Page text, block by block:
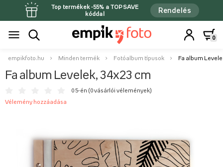
Top termékek -55% a TOPSAVE
kóddal
Rendelés
0
empikfoto.hu Minden termék Fotóalbum típusok Fa album
Fa album Levelek, 34x23 cm
0 5-én (0 vásárlói vélemények)
Vélemény hozzáadása